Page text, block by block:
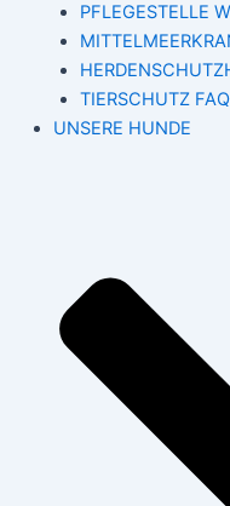
PFLEGESTELLE
TIERSCHUTZ FAQ
UNSERE HUNDE